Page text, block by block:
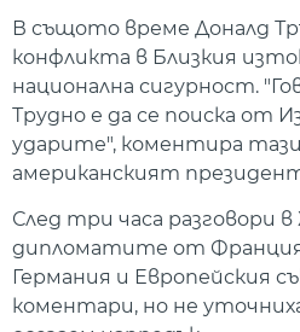
В същото време Доналд
конфликта в Близкия
национална сигурност.
Трудно е да се поиска от
ударите", коментира
американският
След три часа разговори
дипломатите от
Германия и Европейския
коментари, но не